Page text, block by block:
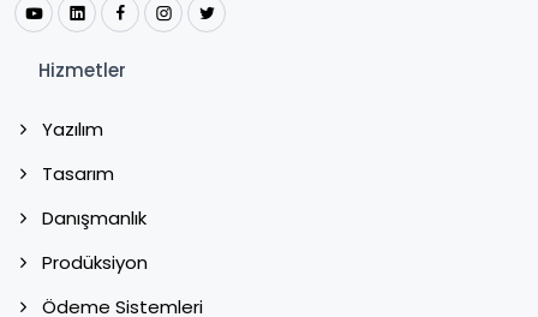
Hizmetler
Yazılım
Tasarım
Danışmanlık
Prodüksiyon
Ödeme Sistemleri